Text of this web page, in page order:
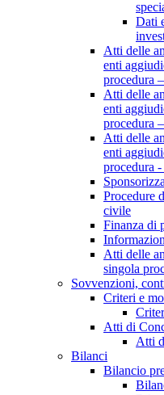
Dati
Atti delle
enti
procedura
Atti delle
enti
procedura
Atti delle
enti
procedura -
Procedure
civile
Finanza di
Atti delle
singola
Sovvenzioni,
Criteri e
Atti di
Atti
Bilanci
Bilancio